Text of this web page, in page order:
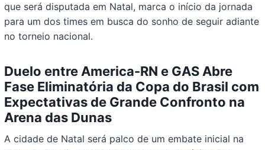
que será disputada em Natal, marca o início da jornada
para um dos times em busca do sonho de seguir adiante
no torneio nacional.
Duelo entre America-RN e GAS Abre
Fase Eliminatória da Copa do Brasil com
Expectativas de Grande Confronto na
Arena das Dunas
A cidade de Natal será palco de um embate inicial na